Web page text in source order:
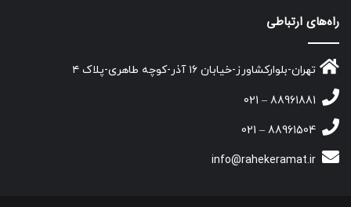
راه‌های ارتباطی
تهران-بلوارکشاورز-خیابان ۱۶ آذر-کوچه طاهری-پلاک ۴
88961881 – 021
88961504 – 021
info@rahekeramat.ir